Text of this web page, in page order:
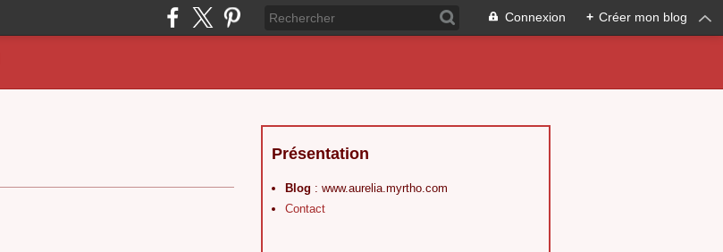
Connexion + Créer mon blog
Présentation
Blog : www.aurelia.myrtho.com
Contact